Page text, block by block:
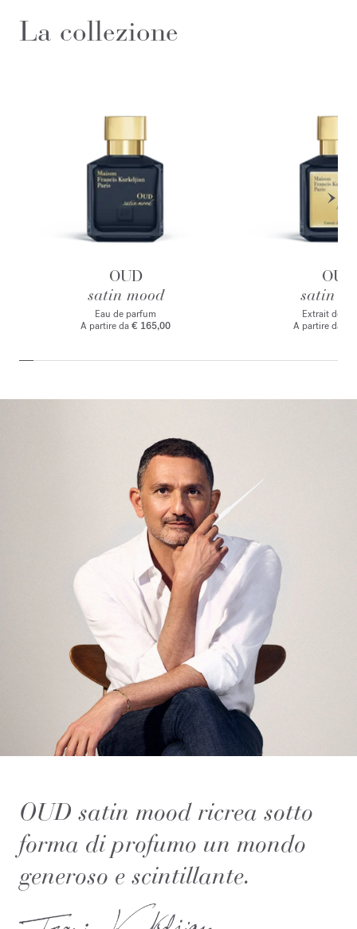
La collezione
OUD
satin mood
Eau de parfum
A partire da€ 165,00
OUD
satin
Extrait de
A partire da
OUD satin mood ricrea sotto
forma di profumo un mondo
generoso e scintillante.